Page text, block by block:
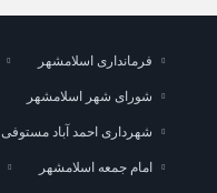
فرمانداری اسلامشهر
شورای شهر اسلامشهر
شهرداری احمد آباد مستوفی
امام جمعه اسلامشهر